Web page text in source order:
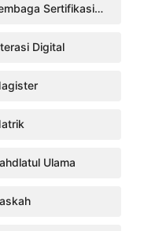
Sertifikasi Profesi
Digital
Ulama